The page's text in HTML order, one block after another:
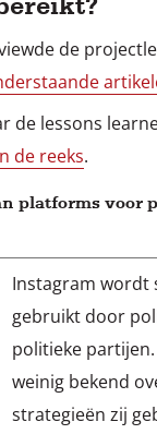
de
de lessons
de reeks.
platforms voor
Instagram wordt
gebruikt door
politieke
weinig bekend
strategieën zij